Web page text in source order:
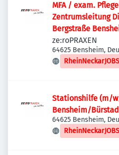
MFA / exam.
Zentrumsleitung
Bergstraße
ze:roPRAXEN
64625 Bensheim,
Stationshilfe (m/
Bensheim/
64625 Bensheim,